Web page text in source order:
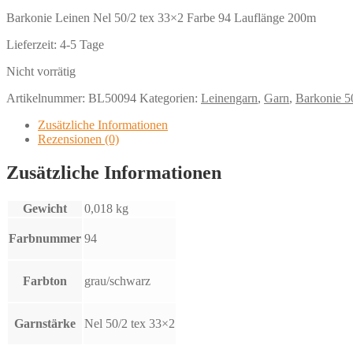
Barkonie Leinen Nel 50/2 tex 33×2 Farbe 94 Lauflänge 200m
Lieferzeit: 4-5 Tage
Nicht vorrätig
Artikelnummer: BL50094 Kategorien: Leinengarn, Garn, Barkonie
Zusätzliche Informationen
Rezensionen (0)
Zusätzliche Informationen
Gewicht 0,018 kg
Farbnummer 94
Farbton grau/schwarz
Garnstärke Nel 50/2 tex 33×2